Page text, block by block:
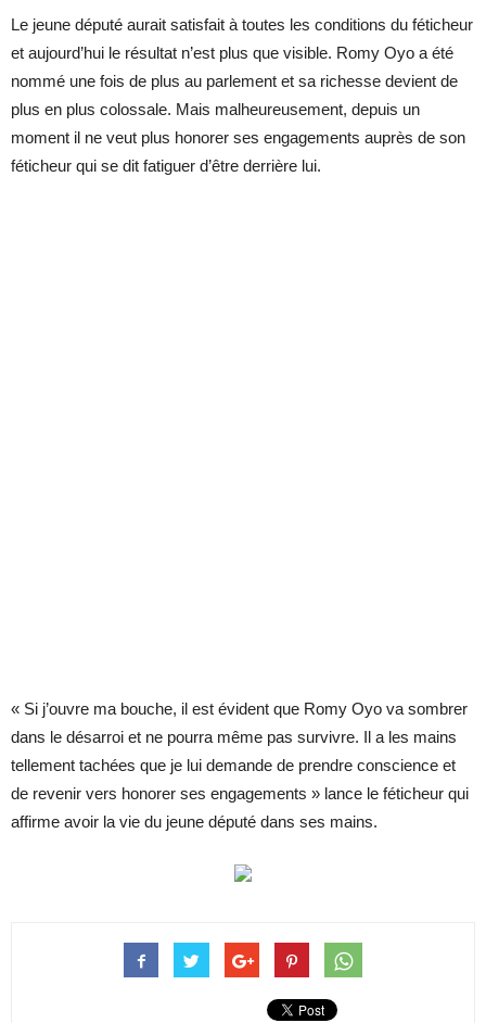
Le jeune député aurait satisfait à toutes les conditions du féticheur
et aujourd’hui le résultat n’est plus que visible. Romy Oyo a été
nommé une fois de plus au parlement et sa richesse devient de
plus en plus colossale. Mais malheureusement, depuis un
moment il ne veut plus honorer ses engagements auprès de son
féticheur qui se dit fatiguer d’être derrière lui.
« Si j’ouvre ma bouche, il est évident que Romy Oyo va sombrer
dans le désarroi et ne pourra même pas survivre. Il a les mains
tellement tachées que je lui demande de prendre conscience et
de revenir vers honorer ses engagements » lance le féticheur qui
affirme avoir la vie du jeune député dans ses mains.